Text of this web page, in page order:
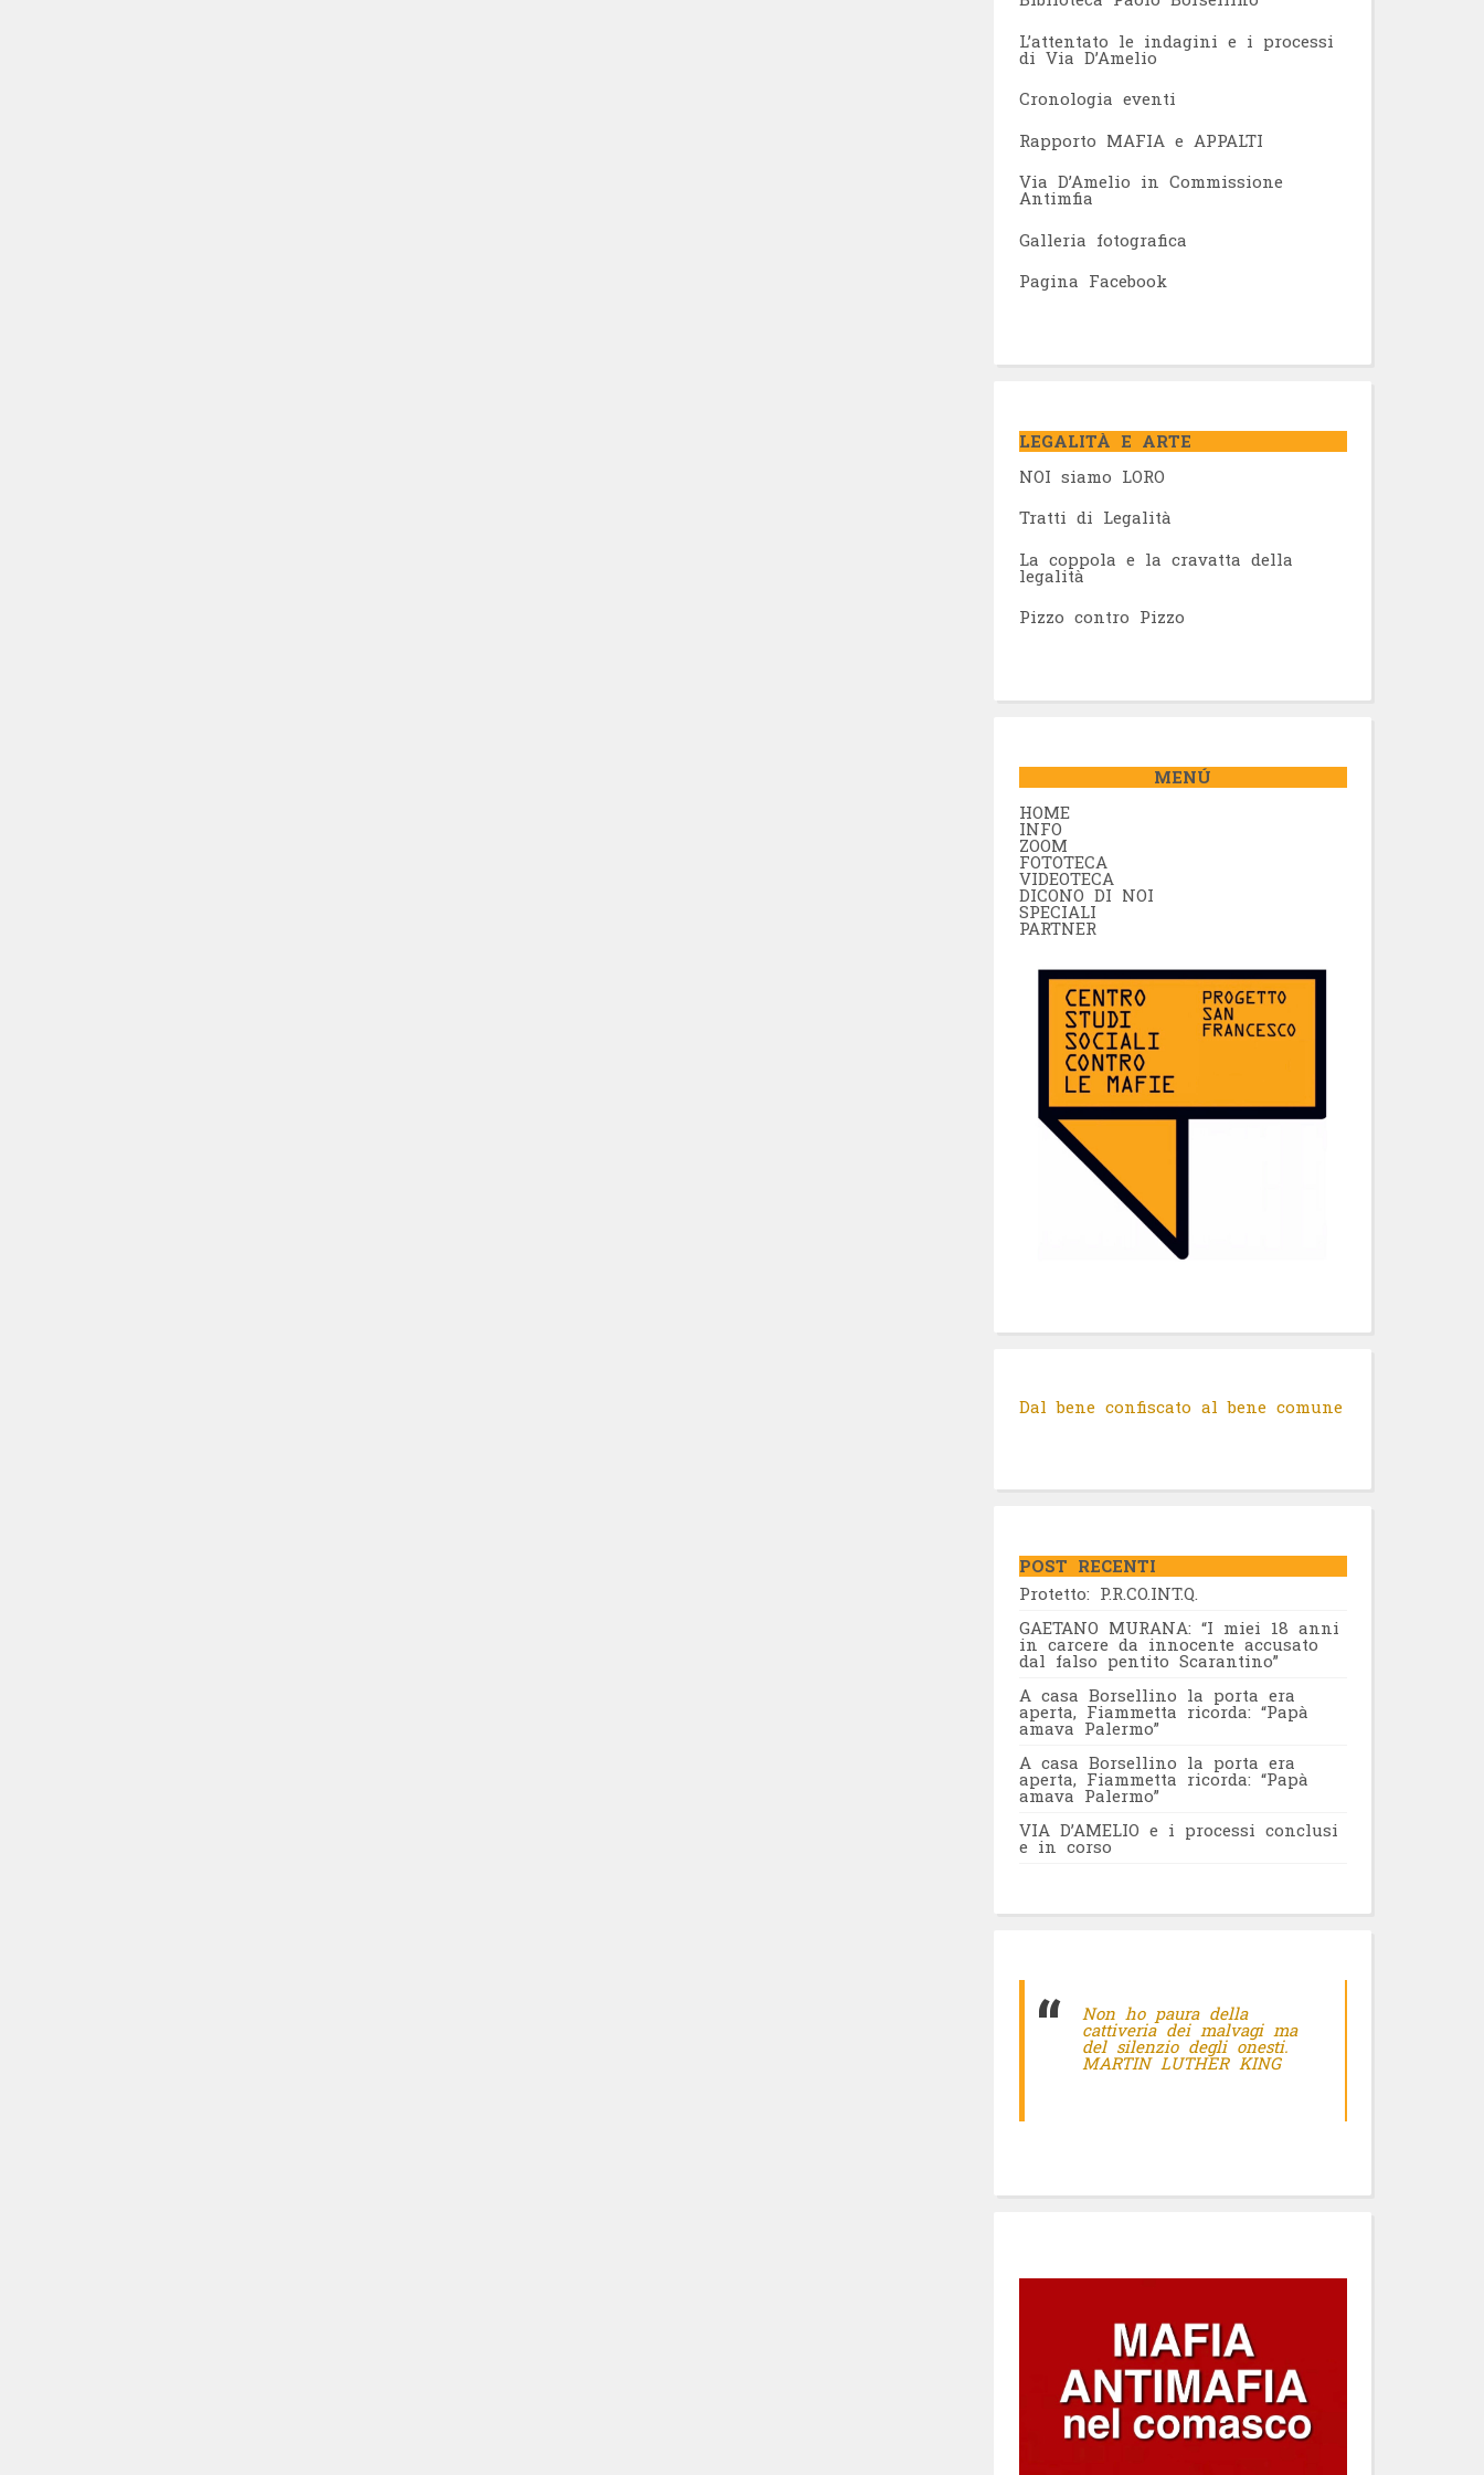
L’attentato le indagini e i processi
di Via D’Amelio
Cronologia eventi
Rapporto MAFIA e APPALTI
Via D’Amelio in Commissione
Antimfia
Galleria fotografica
Pagina Facebook
LEGALITÀ E ARTE
NOI siamo LORO
Tratti di Legalità
La coppola e la cravatta della
legalità
Pizzo contro Pizzo
MENÚ
HOME
INFO
ZOOM
FOTOTECA
VIDEOTECA
DICONO DI NOI
SPECIALI
PARTNER
Dal bene confiscato al bene comune
POST RECENTI
Protetto: P.R.CO.INT.Q.
GAETANO MURANA: “I miei 18 anni
in carcere da innocente accusato
dal falso pentito Scarantino”
A casa Borsellino la porta era
aperta, Fiammetta ricorda: “Papà
amava Palermo”
A casa Borsellino la porta era
aperta, Fiammetta ricorda: “Papà
amava Palermo”
VIA D’AMELIO e i processi conclusi
e in corso
Non ho paura della
cattiveria dei malvagi ma
del silenzio degli onesti.
MARTIN LUTHER KING